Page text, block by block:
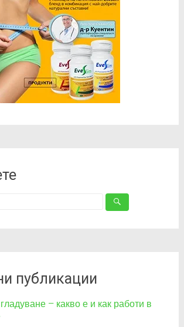
публикации
– какво е и как работи в